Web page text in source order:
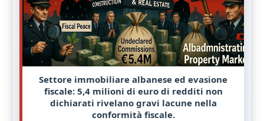
Settore immobiliare albanese ed evasione
fiscale: 5,4 milioni di euro di redditi non
dichiarati rivelano gravi lacune nella
conformità fiscale.